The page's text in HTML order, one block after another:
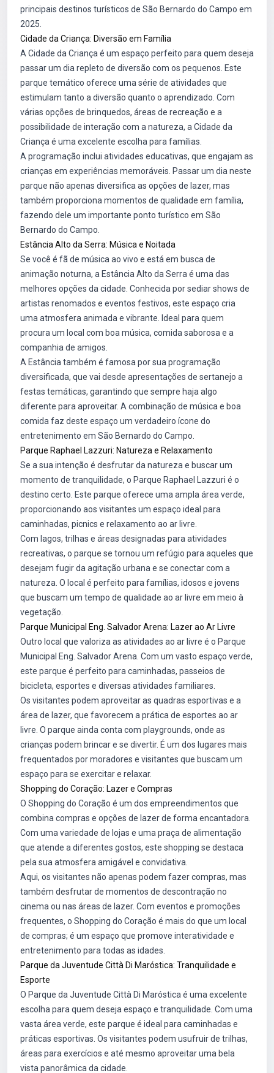
principais destinos turísticos de São Bernardo do Campo em
2025.
Cidade da Criança: Diversão em Família
A Cidade da Criança é um espaço perfeito para quem deseja
passar um dia repleto de diversão com os pequenos. Este
parque temático oferece uma série de atividades que
estimulam tanto a diversão quanto o aprendizado. Com
várias opções de brinquedos, áreas de recreação e a
possibilidade de interação com a natureza, a Cidade da
Criança é uma excelente escolha para famílias.
A programação inclui atividades educativas, que engajam as
crianças em experiências memoráveis. Passar um dia neste
parque não apenas diversifica as opções de lazer, mas
também proporciona momentos de qualidade em família,
fazendo dele um importante ponto turístico em São
Bernardo do Campo.
Estância Alto da Serra: Música e Noitada
Se você é fã de música ao vivo e está em busca de
animação noturna, a Estância Alto da Serra é uma das
melhores opções da cidade. Conhecida por sediar shows de
artistas renomados e eventos festivos, este espaço cria
uma atmosfera animada e vibrante. Ideal para quem
procura um local com boa música, comida saborosa e a
companhia de amigos.
A Estância também é famosa por sua programação
diversificada, que vai desde apresentações de sertanejo a
festas temáticas, garantindo que sempre haja algo
diferente para aproveitar. A combinação de música e boa
comida faz deste espaço um verdadeiro ícone do
entretenimento em São Bernardo do Campo.
Parque Raphael Lazzuri: Natureza e Relaxamento
Se a sua intenção é desfrutar da natureza e buscar um
momento de tranquilidade, o Parque Raphael Lazzuri é o
destino certo. Este parque oferece uma ampla área verde,
proporcionando aos visitantes um espaço ideal para
caminhadas, picnics e relaxamento ao ar livre.
Com lagos, trilhas e áreas designadas para atividades
recreativas, o parque se tornou um refúgio para aqueles que
desejam fugir da agitação urbana e se conectar com a
natureza. O local é perfeito para famílias, idosos e jovens
que buscam um tempo de qualidade ao ar livre em meio à
vegetação.
Parque Municipal Eng. Salvador Arena: Lazer ao Ar Livre
Outro local que valoriza as atividades ao ar livre é o Parque
Municipal Eng. Salvador Arena. Com um vasto espaço verde,
este parque é perfeito para caminhadas, passeios de
bicicleta, esportes e diversas atividades familiares.
Os visitantes podem aproveitar as quadras esportivas e a
área de lazer, que favorecem a prática de esportes ao ar
livre. O parque ainda conta com playgrounds, onde as
crianças podem brincar e se divertir. É um dos lugares mais
frequentados por moradores e visitantes que buscam um
espaço para se exercitar e relaxar.
Shopping do Coração: Lazer e Compras
O Shopping do Coração é um dos empreendimentos que
combina compras e opções de lazer de forma encantadora.
Com uma variedade de lojas e uma praça de alimentação
que atende a diferentes gostos, este shopping se destaca
pela sua atmosfera amigável e convidativa.
Aqui, os visitantes não apenas podem fazer compras, mas
também desfrutar de momentos de descontração no
cinema ou nas áreas de lazer. Com eventos e promoções
frequentes, o Shopping do Coração é mais do que um local
de compras; é um espaço que promove interatividade e
entretenimento para todas as idades.
Parque da Juventude Città Di Maróstica: Tranquilidade e
Esporte
O Parque da Juventude Città Di Maróstica é uma excelente
escolha para quem deseja espaço e tranquilidade. Com uma
vasta área verde, este parque é ideal para caminhadas e
práticas esportivas. Os visitantes podem usufruir de trilhas,
áreas para exercícios e até mesmo aproveitar uma bela
vista panorâmica da cidade.